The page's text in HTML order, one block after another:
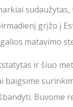
grįžo į
matavimo
ir šiuo
baigsime
Buvome